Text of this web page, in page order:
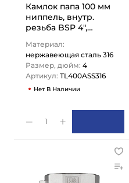
Камлок папа 100 мм
ниппель, внутр.
резьба BSP 4",
TITAN LOCK
Материал:
нержавеющая сталь 316
Размер, дюйм: 4
Артикул: TL400ASS316
Нет В Наличии
1